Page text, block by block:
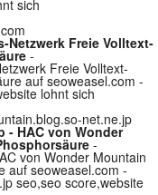
sich
Netzwerk Freie Volltext-
-
Freie Volltext-
auf seoweasel.com -
lohnt sich
net.ne.jp
- HAC von Wonder
-
von Wonder Mountain
auf seoweasel.com -
seo,seo score,website